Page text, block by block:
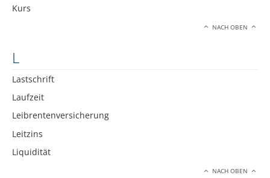
Kurs
NACH OBEN
L
Lastschrift
Laufzeit
Leibrentenversicherung
Leitzins
Liquidität
NACH OBEN